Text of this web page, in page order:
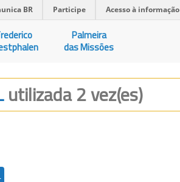
BR Participe Acesso à informação
Palmeira
das Missões
utilizada 2 vez(es)